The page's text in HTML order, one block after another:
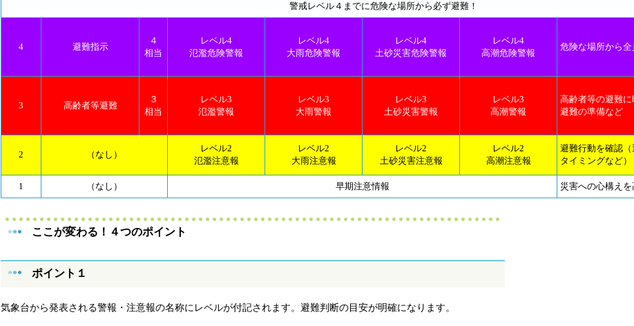
警戒レベル４までに危険な場所から必ず避難！
4 避難指示
４
相当
レベル4
氾濫危険警報
レベル4
大雨危険警報
レベル4
土砂災害危険警報
レベル4
高潮危険警報
危険な場所から全
3 高齢者等避難
３
相当
レベル3
氾濫警報
レベル3
大雨警報
レベル3
土砂災害警報
レベル3
高潮警報
高齢者等の避難
避難の準備など
2 （なし）
レベル2
氾濫注意報
レベル2
大雨注意報
レベル2
土砂災害注意報
レベル2
高潮注意報
避難行動を確認
タイミングなど）
1 （なし） 早期注意情報 災害への心構え
ここが変わる！４つのポイント
ポイント１
気象台から発表される警報・注意報の名称にレベルが付記されます。避難判断の目安が明確になります。